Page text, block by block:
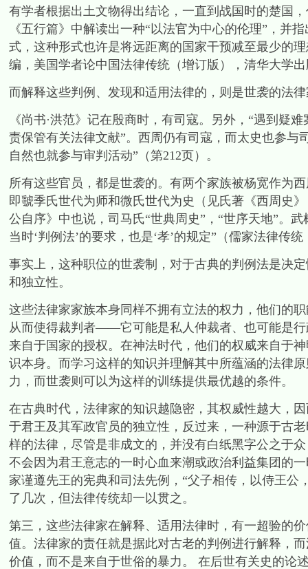
有学者根据出土文物得出结论，一直到战国时的楚国
《五行篇》中解读出一种“以法官为中心的伦理”，并
式，这种形式也许是将远距离的国家干预减至最少的
编，美国学者论中国法律传统（增订版），清华大学
而解释这些判例、发现和适用法律的，则是世袭的法
《尚书·洪范》记在殷商时，有司寇。另外，“遇到疑
责保管有关法律文献”。西周仍有司寇，而太史也参与
自然也就参与审判活动”（第212页）。
所有这些官员，都是世袭的。有两个家族被杨宽作为
即虢季氏世代为师和微氏世代为史（见氏著《西周史
公自序》中也说，司马氏“世典周史”，“世序天地”。
当时‘判例法’的要求，也是‘孝’的规定”（儒家法律传
事实上，这种职位的世袭制，对于古典的判例法是决
和独立性。
这些法律家家族本身同样不拥有立法的权力，他们的
从而使得裁判者——它可能是私人仲裁者、也可能是
来自于国家的授权。在神法时代，他们的权威来自于
识本身。而学习这样的知识并理解其中所蕴涵的法律
力，而世袭则可以为这样的训练提供最优越的条件。
在古典时代，法律家的知识越隐密，其权威性越大，
于君王及其军政官员的独立性，反过来，一种源于古
样的法律，尽管是非成文的，并没有白纸黑字公之于
不会因为君王意志的一时心血来潮或政治利益集团的
家谨遵先王的宪典和司法先例，“父子相传，以侍王公
了几次，但法律传统却一以贯之。
第三，这些法律家在解释、适用法律时，有一超验的
值。法律家的责任就是据此对古老的判例进行解释，
价值，而不是来自于世俗的暴力。 在后世有关史的论